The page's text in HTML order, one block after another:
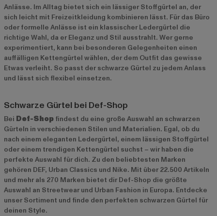
Anlässe. Im Alltag bietet sich ein lässiger Stoffgürtel an, der
sich leicht mit Freizeitkleidung kombinieren lässt. Für das Büro
oder formelle Anlässe ist ein klassischer Ledergürtel die
richtige Wahl, da er Eleganz und Stil ausstrahlt. Wer gerne
experimentiert, kann bei besonderen Gelegenheiten einen
auffälligen Kettengürtel wählen, der dem Outfit das gewisse
Etwas verleiht. So passt der schwarze Gürtel zu jedem Anlass
und lässt sich flexibel einsetzen.
Schwarze Gürtel bei Def-Shop
Bei Def-Shop findest du eine große Auswahl an schwarzen
Gürteln in verschiedenen Stilen und Materialien. Egal, ob du
nach einem eleganten Ledergürtel, einem lässigen Stoffgürtel
oder einem trendigen Kettengürtel suchst – wir haben die
perfekte Auswahl für dich. Zu den beliebtesten Marken
gehören DEF, Urban Classics und Nike. Mit über 22.500 Artikeln
und mehr als 270 Marken bietet dir Def-Shop die größte
Auswahl an Streetwear und Urban Fashion in Europa. Entdecke
unser Sortiment und finde den perfekten schwarzen Gürtel für
deinen Style.